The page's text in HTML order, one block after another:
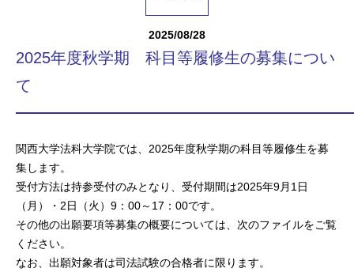
2025/08/28
2025年度秋学期 科目等履修生の募集につい
て
関西大学法科大学院では、2025年度秋学期の科目等履修生を募
集します。
受付方法は持参受付のみとなり、受付期間は2025年9月1日
（月）・2日（火）9：00～17：00です。
その他の出願要項等募集の概要については、次のファイルをご覧
ください。
なお、出願対象者は司法試験の合格者に限ります。